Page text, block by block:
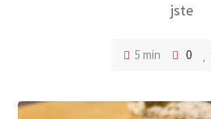
jste
5 min 0